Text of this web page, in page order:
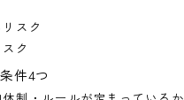
スク
ク
件4つ